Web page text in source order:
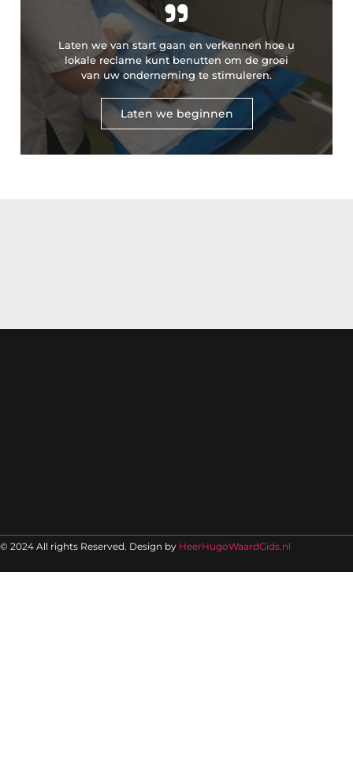
"
Laten we van start gaan en verkennen hoe u
lokale reclame kunt benutten om de groei
van uw onderneming te stimuleren.
Laten we beginnen
© 2024 All rights Reserved. Design by HeerHugoWaardGids.nl